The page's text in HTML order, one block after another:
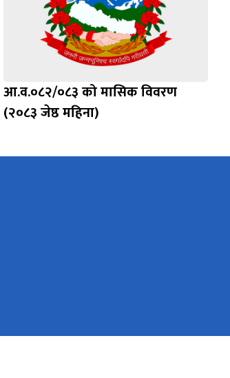
आ.व.०८२/०८३ को मासिक विवरण
(२०८३ जेष्ठ महिना)